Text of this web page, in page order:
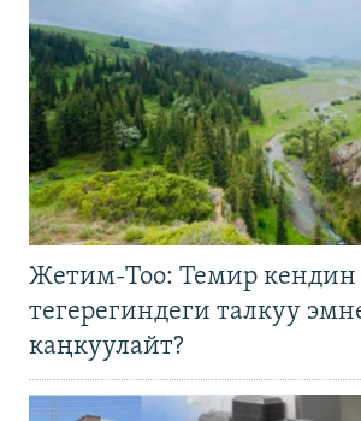
Жетим-Тоо: Темир кендин
тегерегиндеги талкуу
каңкуулайт?